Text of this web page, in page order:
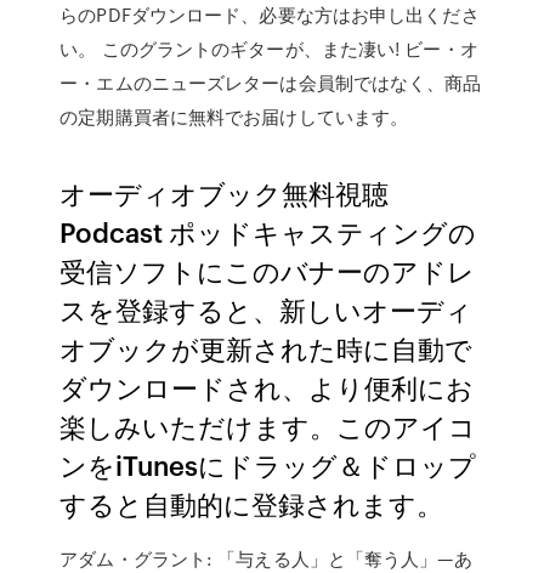
らのPDFダウンロード、必要な方はお申し出くださ
い。 このグラントのギターが、また凄い! ビー・オ
ー・エムのニューズレターは会員制ではなく、商品
の定期購買者に無料でお届けしています。
オーディオブック無料視聴
Podcast ポッドキャスティングの
受信ソフトにこのバナーのアドレ
スを登録すると、新しいオーディ
オブックが更新された時に自動で
ダウンロードされ、より便利にお
楽しみいただけます。このアイコ
ンをiTunesにドラッグ＆ドロップ
すると自動的に登録されます。
アダム・グラント: 「与える人」と「奪う人」—あ